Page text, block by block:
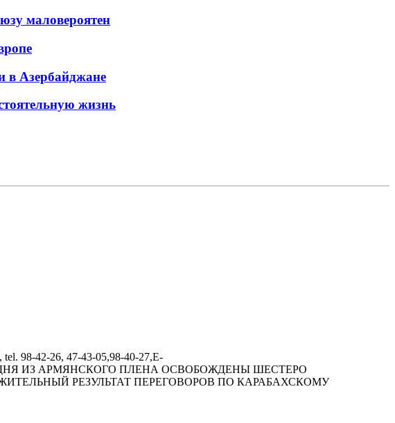
маловероятен
в Азербайджане
жизнь
98-42-26, 47-43-05,98-40-27,E-
СЕГОДНЯ ИЗ АРМЯНСКОГО ПЛЕНА ОСВОБОЖДЕНЫ ШЕСТЕРО
РЕЗУЛЬТАТ ПЕРЕГОВОРОВ ПО КАРАБАХСКОМУ